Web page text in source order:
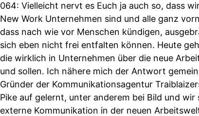
064: Vielleicht nervt es Euch ja auch so, dass
New Work Unternehmen sind und alle ganz
dass nach wie vor Menschen kündigen,
sich eben nicht frei entfalten können. Heute
die wirklich in Unternehmen über die neue
und sollen. Ich nähere mich der Antwort
Gründer der Kommunikationsagentur
Pike auf gelernt, unter anderem bei Bild und
externe Kommunikation in der neuen